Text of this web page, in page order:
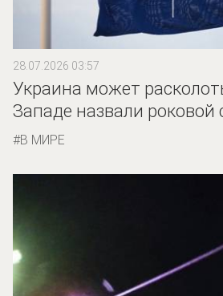
28.07.2026 03:57
Украина может
Западе назвали роковой
В МИРЕ